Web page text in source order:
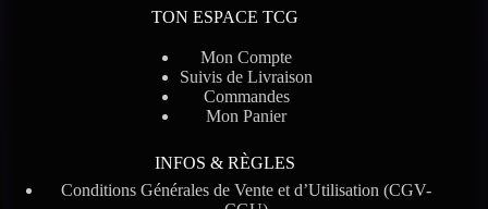
TON ESPACE TCG
Mon Compte
Suivis de Livraison
Commandes
Mon Panier
INFOS & RÈGLES
Conditions Générales de Vente et d’Utilisation (CGV-